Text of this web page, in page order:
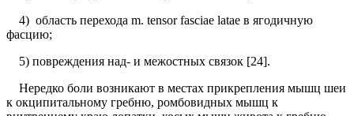
4) область перехода m. tensor fasciae latae в ягодичную
фасцию;
5) повреждения над- и межостных связок [24].
Нередко боли возникают в местах прикрепления мышц шеи
к окципитальному гребню, ромбовидных мышц к